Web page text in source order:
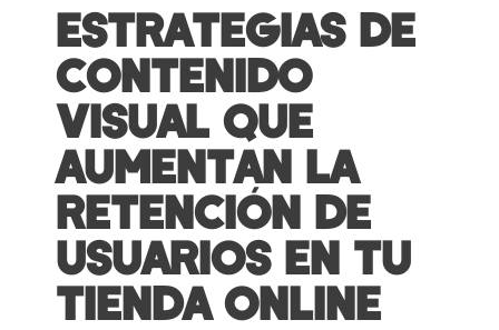
ESTRATEGIAS DE
CONTENIDO
VISUAL QUE
AUMENTAN LA
RETENCIÓN DE
USUARIOS EN TU
TIENDA ONLINE